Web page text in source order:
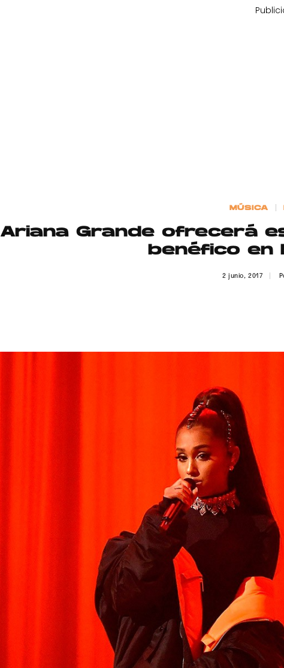
MÚSICA
Ariana Grande ofrecerá
benéfico en
2 junio, 2017